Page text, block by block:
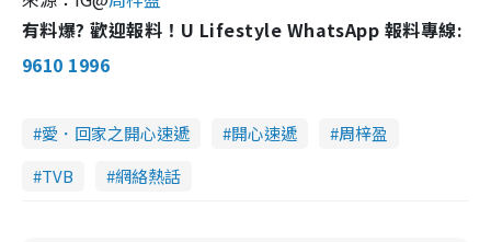
有料爆? 歡迎報料！U Lifestyle WhatsApp 報料專線:
9610 1996
愛．回家之開心速遞 開心速遞
周梓盈
TVB
網絡熱話